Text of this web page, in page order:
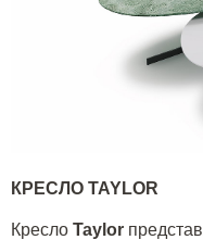
КРЕСЛО TAYLOR
Кресло Taylor